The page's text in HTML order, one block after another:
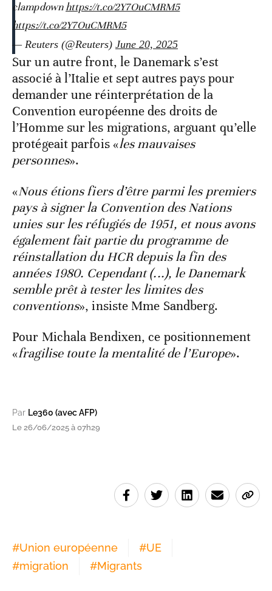
clampdownhttps://t.co/2Y7OuCMRM5
https://t.co/2Y7OuCMRM5
— Reuters (@Reuters) June 20, 2025
Sur un autre front, le Danemark s’est
associé à l’Italie et sept autres pays pour
demander une réinterprétation de la
Convention européenne des droits de
l’Homme sur les migrations, arguant qu’elle
protégeait parfois «les mauvaises
personnes».
«Nous étions fiers d’être parmi les premiers
pays à signer la Convention des Nations
unies sur les réfugiés de 1951, et nous avons
également fait partie du programme de
réinstallation du HCR depuis la fin des
années 1980. Cependant (...), le Danemark
semble prêt à tester les limites des
conventions», insiste Mme Sandberg.
Pour Michala Bendixen, ce positionnement
«fragilise toute la mentalité de l’Europe».
Par Le360 (avec AFP)
Le 26/06/2025 à 07h29
#Union européenne #UE
#migration #Migrants